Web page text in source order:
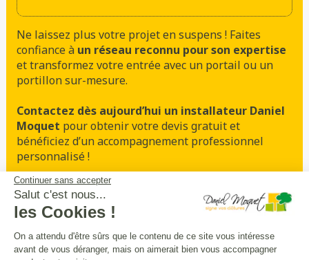
Continuer sans accepter
Salut c'est nous...
les Cookies !
On a attendu d'être sûrs que le contenu de ce site vous intéresse
avant de vous déranger, mais on aimerait bien vous accompagner
Ne laissez plus votre projet en suspens ! Faites
confiance à un réseau reconnu pour son expertise
et transformez votre entrée avec un portail ou un
portillon sur-mesure.
Contactez dès aujourd’hui un installateur Daniel
Moquet pour obtenir votre devis gratuit et
bénéficiez d’un accompagnement professionnel
personnalisé !
Prendre rendez-vous